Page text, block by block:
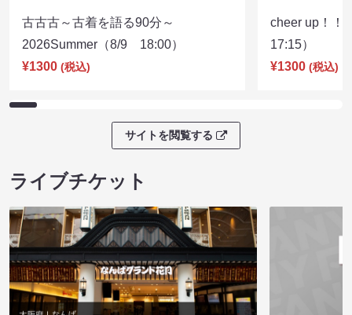
古古古～古着を語る90分～
2026Summer（8/9 18:00）
¥1300 (税込)
cheer up！
17:15）
¥1300 (税込)
サイトを閲覧する
ライブチケット